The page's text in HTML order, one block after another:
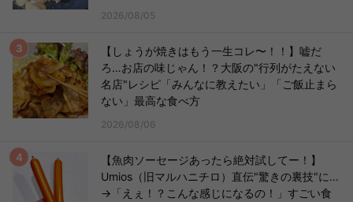
2026/08/05
【しょうが焼きはもう一生コレ〜！！】嘘だ
ろ…お店の味じゃん！？大阪の"行列がたえない
名店"レシピ「みんなに教えたい」「ご飯止まら
ない」最高な食べ方
2026/08/06
【魚肉ソーセージあったら絶対試してー！】
Umios（旧マルハニチロ）直伝"驚きの裏技"に…
→「えぇ！？こんな感じになるの！」すごい食